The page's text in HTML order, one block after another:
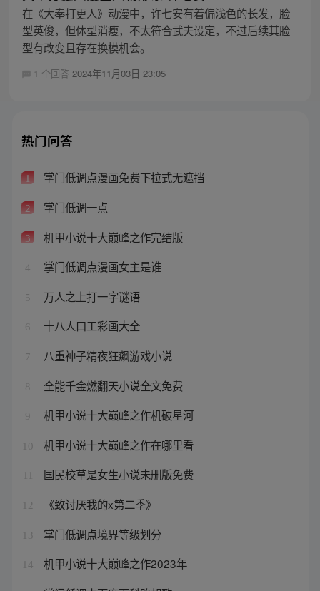
在《大奉打更人》动漫中，许七安有着偏浅色的长发，脸
型英俊，但体型消瘦，不太符合武夫设定，不过后续其脸
型有改变且存在换模机会。
1 个回答 2024年11月03日 23:05
热门问答
1 掌门低调点漫画免费下拉式无遮挡
2 掌门低调一点
3 机甲小说十大巅峰之作完结版
4 掌门低调点漫画女主是谁
5 万人之上打一字谜语
6 十八人口工彩画大全
7 八重神子精夜狂飙游戏小说
8 全能千金燃翻天小说全文免费
9 机甲小说十大巅峰之作机破星河
10 机甲小说十大巅峰之作在哪里看
国民校草是女生小说未删版免费
12 《致讨厌我的x第二季》
13 掌门低调点境界等级划分
14 机甲小说十大巅峰之作2023年